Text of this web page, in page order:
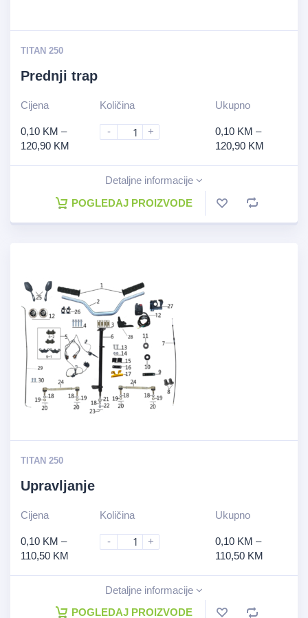
TITAN 250
Prednji trap
Cijena
0,10 KM –
120,90 KM
Količina
- +
Ukupno
0,10 KM –
120,90 KM
Detaljne informacije
POGLEDAJ PROIZVODE
TITAN 250
Upravljanje
Cijena
0,10 KM –
110,50 KM
Količina
- +
Ukupno
0,10 KM –
110,50 KM
Detaljne informacije
POGLEDAJ PROIZVODE